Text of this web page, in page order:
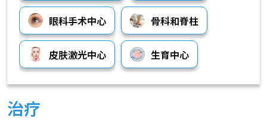
眼科手术中心 骨科和脊柱
皮肤激光中心 生育中心
心脏中心 减肥手术
治疗